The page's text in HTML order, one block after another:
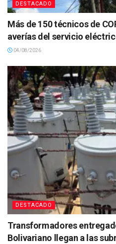
DESTACADO
Más de 150 técnicos de
averías del servicio
04/08/2026
DESTACADO
Transformadores
Bolivariano llegan a las